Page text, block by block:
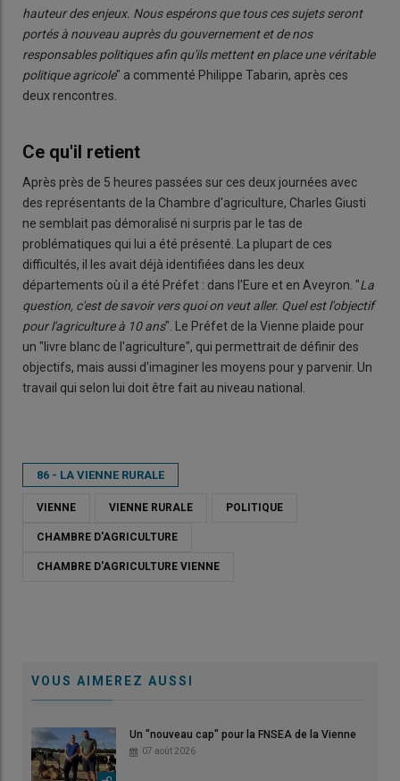
hauteur des enjeux. Nous espérons que tous ces sujets seront
portés à nouveau auprès du gouvernement et de nos
responsables politiques afin qu'ils mettent en place une véritable
politique agricole" a commenté Philippe Tabarin, après ces
deux rencontres.
Ce qu'il retient
Après près de 5 heures passées sur ces deux journées avec
des représentants de la Chambre d'agriculture, Charles Giusti
ne semblait pas démoralisé ni surpris par le tas de
problématiques qui lui a été présenté. La plupart de ces
difficultés, il les avait déjà identifiées dans les deux
départements où il a été Préfet : dans l'Eure et en Aveyron. "La
question, c'est de savoir vers quoi on veut aller. Quel est l'objectif
pour l'agriculture à 10 ans". Le Préfet de la Vienne plaide pour
un "livre blanc de l'agriculture", qui permettrait de définir des
objectifs, mais aussi d'imaginer les moyens pour y parvenir. Un
travail qui selon lui doit être fait au niveau national.
86 - LA VIENNE RURALE
VIENNE VIENNE RURALE POLITIQUE
CHAMBRE D'AGRICULTURE
CHAMBRE D'AGRICULTURE VIENNE
VOUS AIMEREZ AUSSI
Un "nouveau cap" pour la FNSEA de la Vienne
07 août 2026